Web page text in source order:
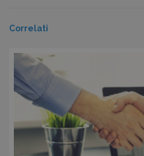
Correlati